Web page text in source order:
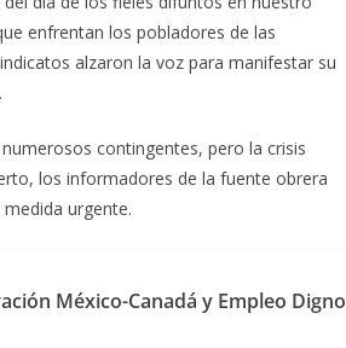
enfrentan los pobladores de las
alzaron la voz para manifestar su
contingentes, pero la crisis
los informadores de la fuente obrera
urgente.
México-Canadá y Empleo Digno